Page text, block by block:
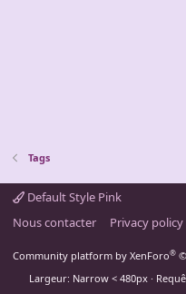
Tags
Default Style Pink
Nous contacter
Privacy policy
Community platform by XenForo®
Largeur